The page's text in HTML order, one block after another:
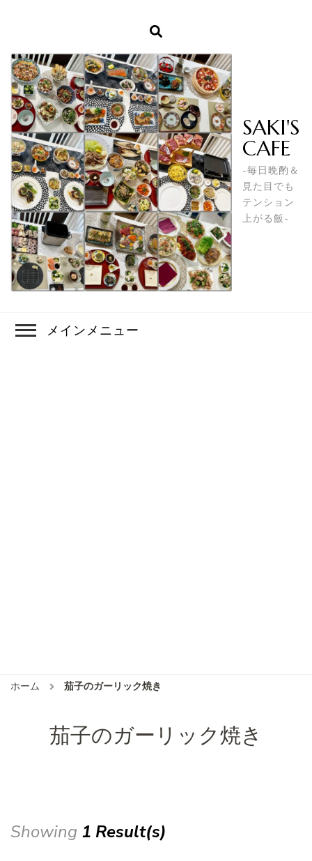
SAKI'S
CAFE
-毎日晩酌＆
見た目でも
テンション
上がる飯-
メインメニュー
ホーム 茄子のガーリック焼き
茄子のガーリック焼き
Showing 1 Result(s)